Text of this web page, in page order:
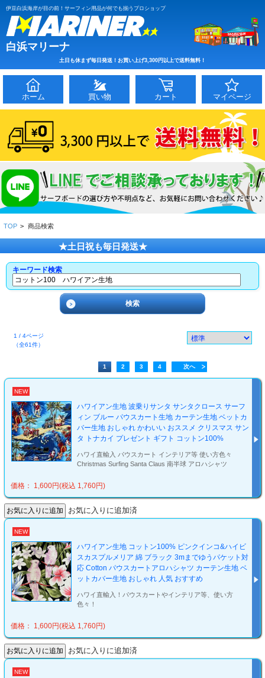
伊豆白浜海岸が目の前！サーフィン用品が何でも揃うプロショップ
白浜マリーナ
土日も休まず毎日発送！お買い上げ3,300円以上で送料無料！
ホーム 買い物 カート マイページ
TOP > 商品検索
★土日祝も毎日発送★
キーワード検索
1 / 4ページ
（全61件）
1 2 3 4 次へ
NEW
ハワイアン生地 波乗りサンタ サンタクロース サーフ
ィン ブルー パウスカート生地 カーテン生地 ベットカ
バー生地 おしゃれ かわいい おススメ クリスマス サン
タ トナカイ プレゼント ギフト コットン100%
ハワイ直輸入 パウスカート インテリア等 使い方色々
Christmas Surfing Santa Claus 南半球 アロハシャツ
価格： 1,600円(税込 1,760円)
お気に入りに追加済
NEW
ハワイアン生地 コットン100% ピンクインコ&ハイビ
スカスプルメリア 綿 ブラック 3mまでゆうパケット対
応 Cotton パウスカートアロハシャツ カーテン生地 ベ
ットカバー生地 おしゃれ 人気 おすすめ
ハワイ直輸入！パウスカートやインテリア等、使い方
色々！
価格： 1,600円(税込 1,760円)
お気に入りに追加済
NEW